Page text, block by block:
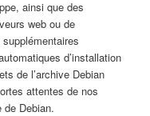
ainsi que des
web ou de
d’installation
de l’archive Debian
attentes de nos
de Debian.